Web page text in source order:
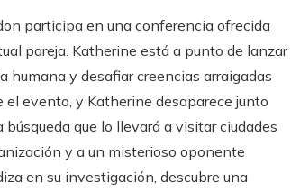
participa en una conferencia ofrecida
pareja. Katherine está a punto de lanzar
y desafiar creencias arraigadas
evento, y Katherine desaparece junto
que lo llevará a visitar ciudades
y a un misterioso oponente
en su investigación, descubre una